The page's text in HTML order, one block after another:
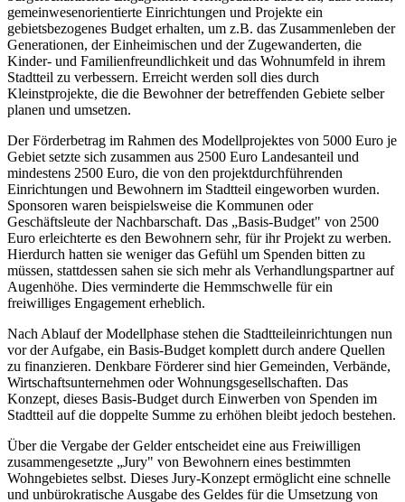
gemeinwesenorientierte Einrichtungen und Projekte ein
gebietsbezogenes Budget erhalten, um z.B. das Zusammenleben der
Generationen, der Einheimischen und der Zugewanderten, die
Kinder- und Familienfreundlichkeit und das Wohnumfeld in ihrem
Stadtteil zu verbessern. Erreicht werden soll dies durch
Kleinstprojekte, die die Bewohner der betreffenden Gebiete selber
planen und umsetzen.
Der Förderbetrag im Rahmen des Modellprojektes von 5000 Euro je
Gebiet setzte sich zusammen aus 2500 Euro Landesanteil und
mindestens 2500 Euro, die von den projektdurchführenden
Einrichtungen und Bewohnern im Stadtteil eingeworben wurden.
Sponsoren waren beispielsweise die Kommunen oder
Geschäftsleute der Nachbarschaft. Das „Basis-Budget" von 2500
Euro erleichterte es den Bewohnern sehr, für ihr Projekt zu werben.
Hierdurch hatten sie weniger das Gefühl um Spenden bitten zu
müssen, stattdessen sahen sie sich mehr als Verhandlungspartner auf
Augenhöhe. Dies verminderte die Hemmschwelle für ein
freiwilliges Engagement erheblich.
Nach Ablauf der Modellphase stehen die Stadtteileinrichtungen nun
vor der Aufgabe, ein Basis-Budget komplett durch andere Quellen
zu finanzieren. Denkbare Förderer sind hier Gemeinden, Verbände,
Wirtschaftsunternehmen oder Wohnungsgesellschaften. Das
Konzept, dieses Basis-Budget durch Einwerben von Spenden im
Stadtteil auf die doppelte Summe zu erhöhen bleibt jedoch bestehen.
Über die Vergabe der Gelder entscheidet eine aus Freiwilligen
zusammengesetzte „Jury" von Bewohnern eines bestimmten
Wohngebietes selbst. Dieses Jury-Konzept ermöglicht eine schnelle
und unbürokratische Ausgabe des Geldes für die Umsetzung von